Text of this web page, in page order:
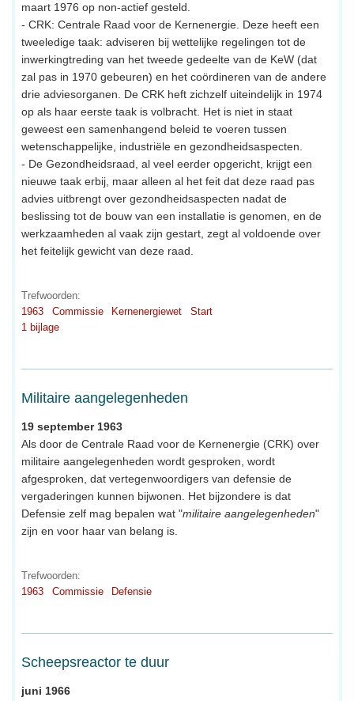
maart 1976 op non-actief gesteld.
- CRK: Centrale Raad voor de Kernenergie. Deze heeft een
tweeledige taak: adviseren bij wettelijke regelingen tot de
inwerkingtreding van het tweede gedeelte van de KeW (dat
zal pas in 1970 gebeuren) en het coördineren van de andere
drie adviesorganen. De CRK heft zichzelf uiteindelijk in 1974
op als haar eerste taak is volbracht. Het is niet in staat
geweest een samenhangend beleid te voeren tussen
wetenschappelijke, industriële en gezondheidsaspecten.
- De Gezondheidsraad, al veel eerder opgericht, krijgt een
nieuwe taak erbij, maar alleen al het feit dat deze raad pas
advies uitbrengt over gezondheidsaspecten nadat de
beslissing tot de bouw van een installatie is genomen, en de
werkzaamheden al vaak zijn gestart, zegt al voldoende over
het feitelijk gewicht van deze raad.
Trefwoorden:
1963
Commissie Kernenergiewet
Start
1 bijlage
Militaire aangelegenheden
19 september 1963
Als door de Centrale Raad voor de Kernenergie (CRK) over
militaire aangelegenheden wordt gesproken, wordt
afgesproken, dat vertegenwoordigers van defensie de
vergaderingen kunnen bijwonen. Het bijzondere is dat
Defensie zelf mag bepalen wat "militaire aangelegenheden"
zijn en voor haar van belang is.
Trefwoorden:
1963
Commissie Defensie
Scheepsreactor te duur
juni 1966